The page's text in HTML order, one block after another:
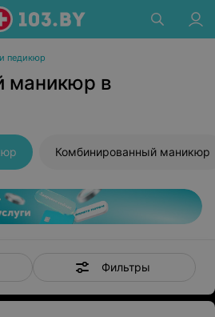
педикюр
маникюр в
Комбинированный маникюр
Фильтры